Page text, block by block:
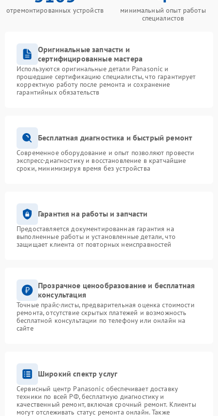
отремонтированных устройств
минимальный опыт работы
специалистов
Оригинальные запчасти и
сертифицированные мастера
Используются оригинальные детали Panasonic и
прошедшие сертификацию специалисты, что гарантирует
корректную работу после ремонта и сохранение
гарантийных обязательств
Бесплатная диагностика и быстрый ремонт
Современное оборудование и опыт позволяют провести
экспресс-диагностику и восстановление в кратчайшие
сроки, минимизируя время без устройства
Гарантия на работы и запчасти
Предоставляется документированная гарантия на
выполненные работы и установленные детали, что
защищает клиента от повторных неисправностей
Прозрачное ценообразование и бесплатная
консультация
Точные прайс-листы, предварительная оценка стоимости
ремонта, отсутствие скрытых платежей и возможность
бесплатной консультации по телефону или онлайн на
сайте
Широкий спектр услуг
Сервисный центр Panasonic обеспечивает доставку
техники по всей РФ, бесплатную диагностику и
качественный ремонт, включая срочный ремонт. Клиенты
могут отслеживать статус ремонта онлайн. Также